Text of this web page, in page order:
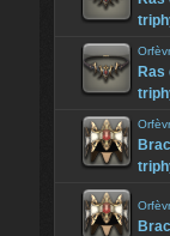
Ras